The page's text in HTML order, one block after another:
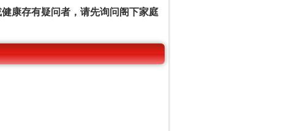
康存有疑问者，请先询问阁下家庭